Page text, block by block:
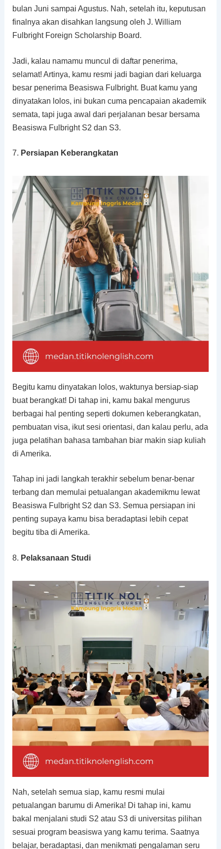
bulan Juni sampai Agustus. Nah, setelah itu, keputusan
finalnya akan disahkan langsung oleh J. William
Fulbright Foreign Scholarship Board.
Jadi, kalau namamu muncul di daftar penerima,
selamat! Artinya, kamu resmi jadi bagian dari keluarga
besar penerima Beasiswa Fulbright. Buat kamu yang
dinyatakan lolos, ini bukan cuma pencapaian akademik
semata, tapi juga awal dari perjalanan besar bersama
Beasiswa Fulbright S2 dan S3.
7. Persiapan Keberangkatan
Begitu kamu dinyatakan lolos, waktunya bersiap-siap
buat berangkat! Di tahap ini, kamu bakal mengurus
berbagai hal penting seperti dokumen keberangkatan,
pembuatan visa, ikut sesi orientasi, dan kalau perlu, ada
juga pelatihan bahasa tambahan biar makin siap kuliah
di Amerika.
Tahap ini jadi langkah terakhir sebelum benar-benar
terbang dan memulai petualangan akademikmu lewat
Beasiswa Fulbright S2 dan S3. Semua persiapan ini
penting supaya kamu bisa beradaptasi lebih cepat
begitu tiba di Amerika.
8. Pelaksanaan Studi
Nah, setelah semua siap, kamu resmi mulai
petualangan barumu di Amerika! Di tahap ini, kamu
bakal menjalani studi S2 atau S3 di universitas pilihan
sesuai program beasiswa yang kamu terima. Saatnya
belajar, beradaptasi, dan menikmati pengalaman seru